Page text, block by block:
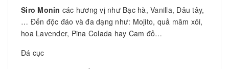
Siro Monin các hương vị như Bạc hà, Vanilla, Dâu tây,
… Đến độc đáo và đa dạng như: Mojito, quả mâm xôi,
hoa Lavender, Pina Colada hay Cam đỏ…
Đá cục